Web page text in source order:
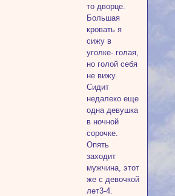
то дворце.
Большая
кровать я
сижу в
уголке- голая,
но голой себя
не вижу.
Сидит
недалеко еще
одна девушка
в ночной
сорочке.
Опять
заходит
мужчина, этот
же с девочкой
лет3-4.